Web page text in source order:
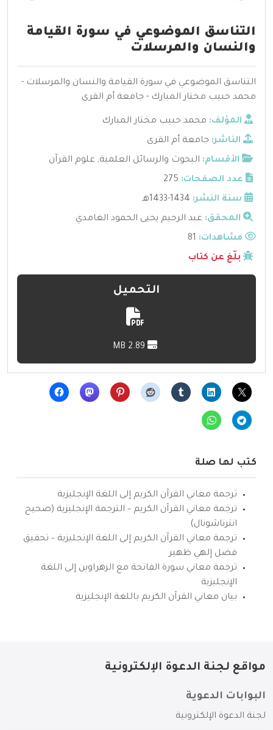
التناسق الموضوعي في سورة القيامة
والنسان والمرسلات
التناسق الموضوعي في سورة القيامة والنسان والمرسلات -
محمد حبيب مختار المبارك - جامعة أم القرى
المؤلف: محمد حبيب مختار المبارك
الناشر: جامعة أم القرى
الأقسام: البحوث والرسائل العلمية, علوم القرآن
عدد الصفحات: 275
سنة النشر: 1434-1433هـ
المحقق: عبد الرحيم يحيى الحمود الغامدي
مشاهدات:
بلّغ عن كتاب
التحميل
كتب لها صلة
ترجمة معاني القرآن الكريم إلى اللغة الإنجليزية
ترجمة معاني القرآن الكريم – الترجمة الإنجليزية (صحيح
انترناشونال)
ترجمة معاني القرآن الكريم إلى اللغة الإنجليزية – تحقيق
فضل إلهي ظهير
ترجمة معاني سورة الفاتحة مع الزهراوين إلى اللغة
الإنجليزية
بيان معاني القرآن الكريم باللغة الإنجليزية
مواقع لجنة الدعوة الإلكترونية
البوابات الدعوية
لجنة الدعوة الإلكترونية